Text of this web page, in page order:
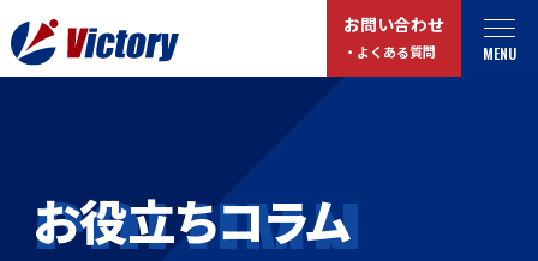
MENU
お問い合わせ
・よくある質問
事業紹介
総合解体 / 解体事業
最新情報
お役立ちコラム
お役立ちコラム